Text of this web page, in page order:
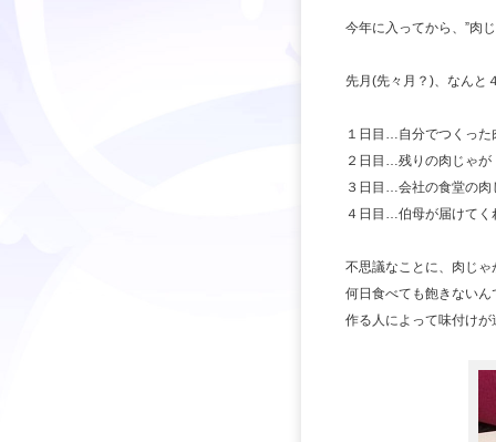
今年に入ってから、”肉
先月(先々月？)、なんと
１日目…自分でつくった
２日目…残りの肉じゃが
３日目…会社の食堂の肉
４日目…伯母が届けてく
不思議なことに、肉じゃ
何日食べても飽きないん
作る人によって味付けが